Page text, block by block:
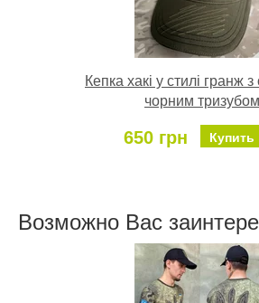
Кепка хакі у стилі гранж
чорним тризубом
650 грн Купить
Возможно Ваc